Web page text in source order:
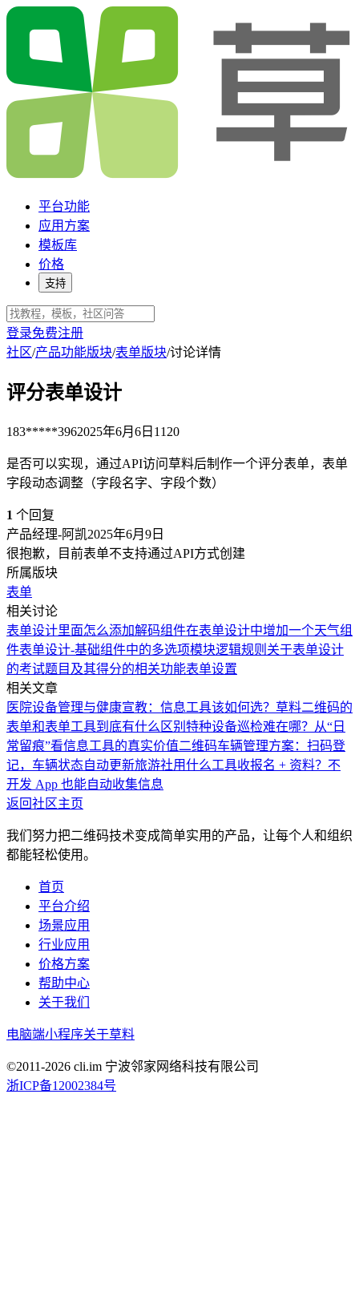
平台功能
应用方案
模板库
价格
支持
登录免费注册
社区/产品功能版块/表单版块/讨论详情
评分表单设计
183*****3962025年6月6日 1120
是否可以实现，通过API访问草料后制作一个评分表单，表单
字段动态调整（字段名字、字段个数）
1 个回复
产品经理-阿凯2025年6月9日
很抱歉，目前表单不支持通过API方式创建
所属版块
表单
相关讨论
表单设计里面怎么添加解码组件在表单设计中增加一个天气组
件表单设计-基础组件中的多选项模块逻辑规则 关于表单设计
的考试题目及其得分的相关功能表单设置
相关文章
医院设备管理与健康宣教：信息工具该如何选？ 草料二维码的
表单和表单工具到底有什么区别 特种设备巡检难在哪？从“日
常留痕”看信息工具的真实价值二维码车辆管理方案：扫码登
记，车辆状态自动更新旅游社用什么工具收报名 + 资料？不
开发 App 也能自动收集信息
返回社区主页
我们努力把二维码技术变成简单实用的产品，让每个人和组织
都能轻松使用。
首页
平台介绍
场景应用
行业应用
价格方案
帮助中心
关于我们
电脑端小程序关于草料
©2011-2026 cli.im 宁波邻家网络科技有限公司
浙ICP备12002384号